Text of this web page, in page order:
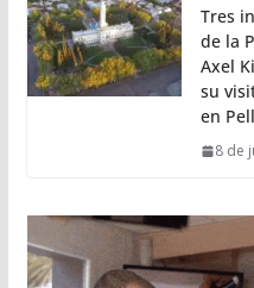
Tres
de la
Axel
su
en
8 de